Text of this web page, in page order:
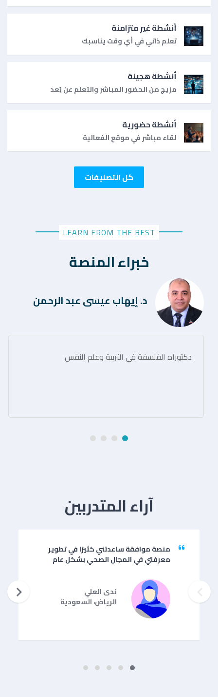
أنشطة غير متزامنة
تعلم ذاتي في أي وقت يناسبك
أنشطة هجينة
مزيج من الحضور المباشر والتعلم عن بُعد
أنشطة حضورية
لقاء مباشر في موقع الفعالية
كل التصنيفات
آراء المتدربين
منصة موافقة ساعدتني كثيرًا في تطوير
معرفتي في المجال الصحي بشكل عام
ندى العلي
الرياض، السعودية
